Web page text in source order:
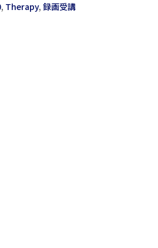
, Therapy, 録画受講